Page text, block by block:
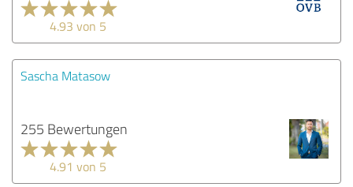
4.93 von 5
Sascha Matasow
255 Bewertungen
4.91 von 5